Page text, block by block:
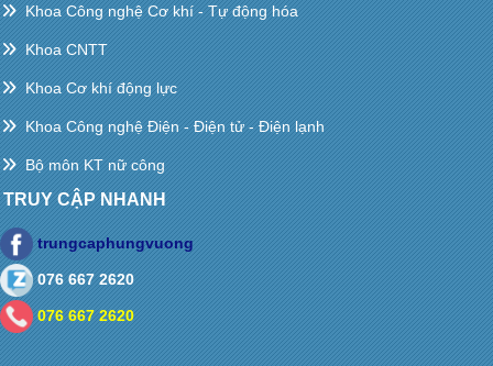
Khoa Công nghệ Cơ khí - Tự động hóa
Khoa CNTT
Khoa Cơ khí động lực
Khoa Công nghệ Điện - Điện tử - Điện lạnh
Bộ môn KT nữ công
TRUY CẬP NHANH
trungcaphungvuong
076 667 2620
076 667 2620